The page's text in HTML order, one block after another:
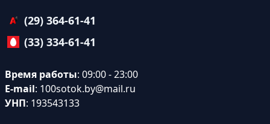
(29) 364-61-41
(33) 334-61-41
Время работы: 09:00 - 23:00
E-mail: 100sotok.by@mail.ru
УНП: 193543133